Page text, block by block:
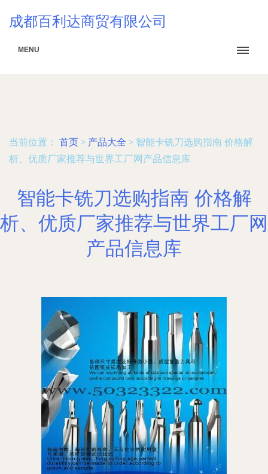
成都百利达商贸有限公司
MENU
当前位置： 首页 > 产品大全 > 智能卡铣刀选购指南 价格解
析、优质厂家推荐与世界工厂网产品信息库
智能卡铣刀选购指南 价格解
析、优质厂家推荐与世界工厂网
产品信息库